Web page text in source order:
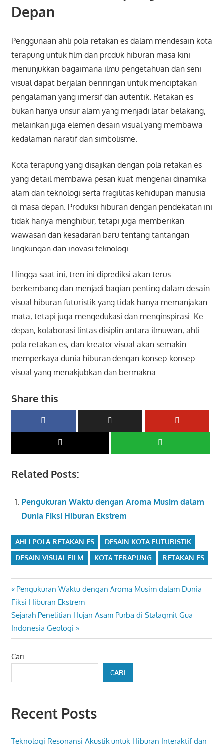
Depan
Penggunaan ahli pola retakan es dalam mendesain kota
terapung untuk film dan produk hiburan masa kini
menunjukkan bagaimana ilmu pengetahuan dan seni
visual dapat berjalan beriringan untuk menciptakan
pengalaman yang imersif dan autentik. Retakan es
bukan hanya unsur alam yang menjadi latar belakang,
melainkan juga elemen desain visual yang membawa
kedalaman naratif dan simbolisme.
Kota terapung yang disajikan dengan pola retakan es
yang detail membawa pesan kuat mengenai dinamika
alam dan teknologi serta fragilitas kehidupan manusia
di masa depan. Produksi hiburan dengan pendekatan ini
tidak hanya menghibur, tetapi juga memberikan
wawasan dan kesadaran baru tentang tantangan
lingkungan dan inovasi teknologi.
Hingga saat ini, tren ini diprediksi akan terus
berkembang dan menjadi bagian penting dalam desain
visual hiburan futuristik yang tidak hanya memanjakan
mata, tetapi juga mengedukasi dan menginspirasi. Ke
depan, kolaborasi lintas disiplin antara ilmuwan, ahli
pola retakan es, dan kreator visual akan semakin
memperkaya dunia hiburan dengan konsep-konsep
visual yang menakjubkan dan bermakna.
Share this
Related Posts:
Pengukuran Waktu dengan Aroma Musim dalam
Dunia Fiksi Hiburan Ekstrem
AHLI POLA RETAKAN ES
DESAIN KOTA FUTURISTIK
DESAIN VISUAL FILM
KOTA TERAPUNG RETAKAN ES
Navigasi
pos
Previous
Post:
Pengukuran Waktu dengan Aroma Musim dalam Dunia
Fiksi Hiburan Ekstrem
Next
Post:
Sejarah Penelitian Hujan Asam Purba di Stalagmit Gua
Indonesia Geologi
Cari
CARI
Recent Posts
Teknologi Resonansi Akustik untuk Hiburan Interaktif dan